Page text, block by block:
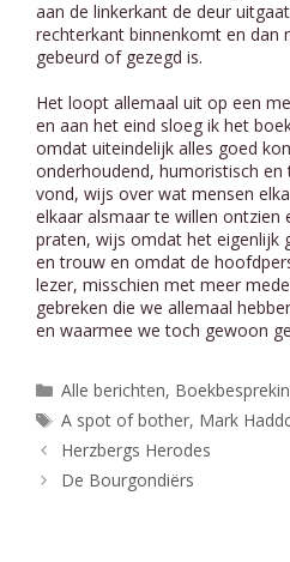
aan de linkerkant de deur
rechterkant binnenkomt en dan
gebeurd of gezegd is.
Het loopt allemaal uit op een
en aan het eind sloeg ik het
omdat uiteindelijk alles goed
onderhoudend, humoristisch
vond, wijs over wat mensen
elkaar alsmaar te willen ontzien
praten, wijs omdat het eigenlijk
en trouw en omdat de
lezer, misschien met meer
gebreken die we allemaal
en waarmee we toch gewoon
Categorieën
Alle berichten,
Tags
A spot of bother, Mark
Herzbergs Herodes
De Bourgondiërs